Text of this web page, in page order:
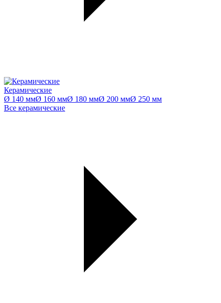
Керамические
Ø 140 ммØ 160 ммØ 180 ммØ 200 ммØ 250 мм
Все керамические